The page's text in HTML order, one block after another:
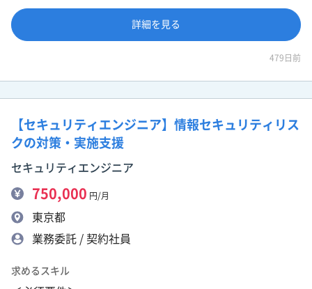
詳細を見る
479日前
【セキュリティエンジニア】情報セキュリティリス
クの対策・実施支援
セキュリティエンジニア
750,000 円/月
東京都
業務委託 / 契約社員
求めるスキル